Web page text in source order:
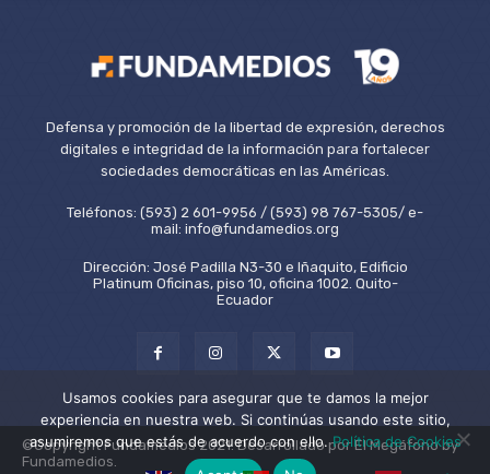
Defensa y promoción de la libertad de expresión, derechos
digitales e integridad de la información para fortalecer
sociedades democráticas en las Américas.
Teléfonos: (593) 2 601-9956 / (593) 98 767-5305/ e-
mail: info@fundamedios.org
Dirección: José Padilla N3-30 e Iñaquito, Edificio
Platinum Oficinas, piso 10, oficina 1002. Quito-
Ecuador
©Copyright Fundamedios 2021. Desarrollado por El Megáfono by
Fundamedios.
Usamos cookies para asegurar que te damos la mejor
experiencia en nuestra web. Si continúas usando este sitio,
asumiremos que estás de acuerdo con ello.Política de Cookies